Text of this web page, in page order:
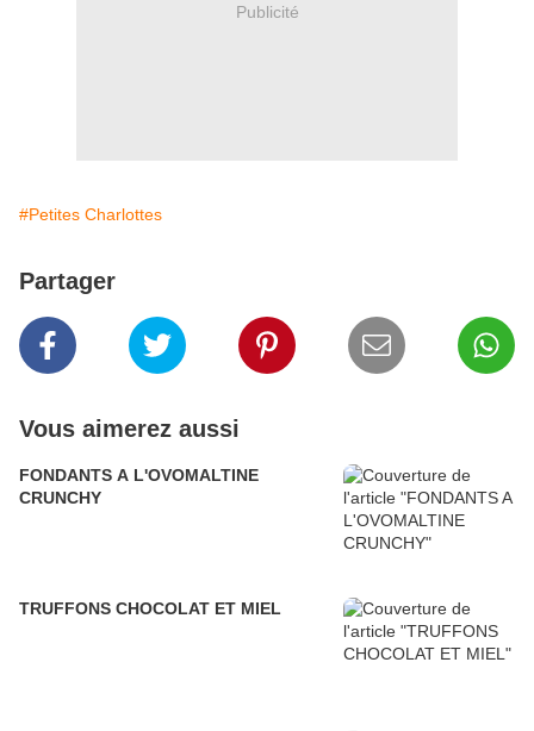
Publicité
#Petites Charlottes
Partager
Vous aimerez aussi
FONDANTS A L'OVOMALTINE
CRUNCHY
TRUFFONS CHOCOLAT ET MIEL